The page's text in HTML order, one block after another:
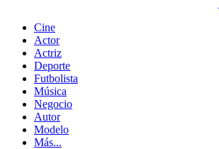
Cine
Actor
Actriz
Deporte
Futbolista
Música
Negocio
Autor
Modelo
Más...